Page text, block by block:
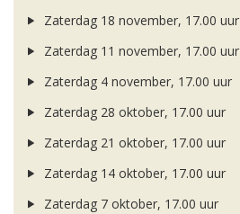
Zaterdag 18 november, 17.00 uur
Zaterdag 11 november, 17.00 uur
Zaterdag 4 november, 17.00 uur
Zaterdag 28 oktober, 17.00 uur
Zaterdag 21 oktober, 17.00 uur
Zaterdag 14 oktober, 17.00 uur
Zaterdag 7 oktober, 17.00 uur